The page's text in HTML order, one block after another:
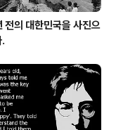
의 대한민국을 사진으